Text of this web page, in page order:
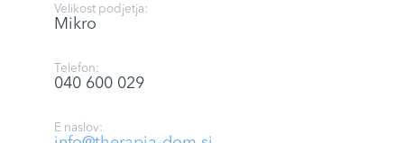
Velikost podjetja:
Mikro
Telefon:
040 600 029
E naslov: